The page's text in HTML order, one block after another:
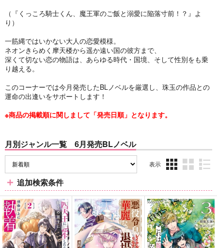
（『くっころ騎士くん、魔王軍のご飯と溺愛に陥落寸前！？』よ
り）
一筋縄ではいかない大人の恋愛模様。
ネオンきらめく摩天楼から遥か遠い国の彼方まで、
深くて切ない恋の物語は、あらゆる時代・国境、そして性別をも乗
り越える。
このコーナーでは今月発売したBLノベルを厳選し、珠玉の作品との
運命の出逢いをサポートします！
※商品の掲載順に関しまして「発売日順」となります。
月別ジャンル一覧 6月発売BLノベル
表示
ム
表
示
ム
表
示
ム
表
示
追加検索条件